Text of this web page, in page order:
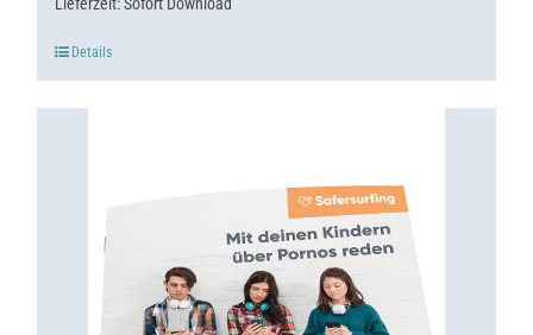
Details